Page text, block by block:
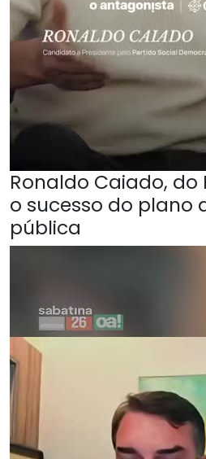
Ronaldo Caiado, do
o sucesso do plano
pública